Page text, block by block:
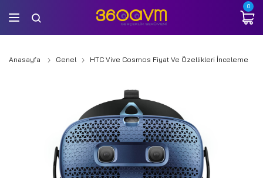
0
Anasayfa Genel HTC Vive Cosmos Fiyat Ve Özellikleri İnceleme